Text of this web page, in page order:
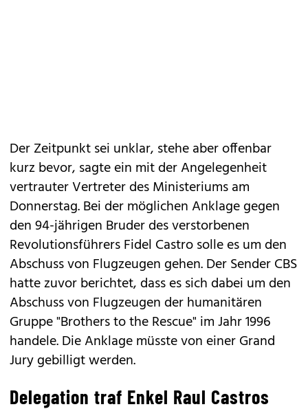
Der Zeitpunkt sei unklar, stehe aber offenbar
kurz bevor, sagte ein mit der Angelegenheit
vertrauter Vertreter des Ministeriums am
Donnerstag. Bei der möglichen Anklage gegen
den 94-jährigen Bruder des verstorbenen
Revolutionsführers Fidel Castro solle es um den
Abschuss von Flugzeugen gehen. Der Sender CBS
hatte zuvor berichtet, dass es sich dabei um den
Abschuss von Flugzeugen der humanitären
Gruppe "Brothers to the Rescue" im Jahr 1996
handele. Die Anklage müsste von einer Grand
Jury gebilligt werden.
Delegation traf Enkel Raul Castros